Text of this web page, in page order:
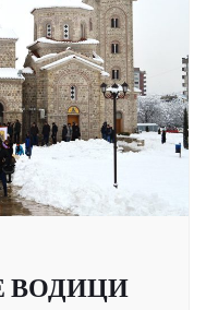
ВОДИЦИ